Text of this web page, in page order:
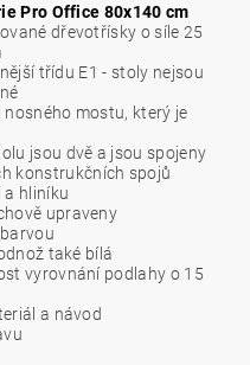
Pro Office 80x140 cm
dřevotřísky o síle 25
třídu E1 - stoly nejsou
mostu, který je
jsou dvě a jsou spojeny
konstrukčních spojů
a hliníku
upraveny
také bílá
vyrovnání podlahy o 15
a návod